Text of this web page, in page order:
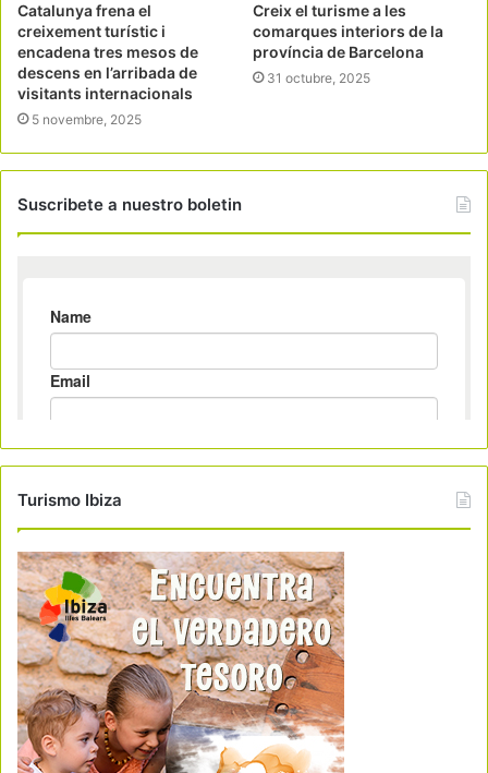
Catalunya frena el
creixement turístic i
encadena tres mesos de
descens en l’arribada de
visitants internacionals
5 novembre, 2025
Creix el turisme a les
comarques interiors de la
província de Barcelona
31 octubre, 2025
Suscribete a nuestro boletin
Turismo Ibiza